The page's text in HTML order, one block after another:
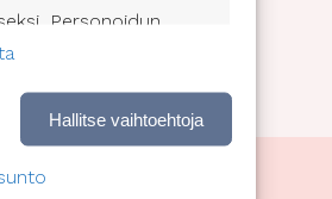
Personoidun
Palvelujen
käyttö sisällön
Hallitse vaihtoehtoja